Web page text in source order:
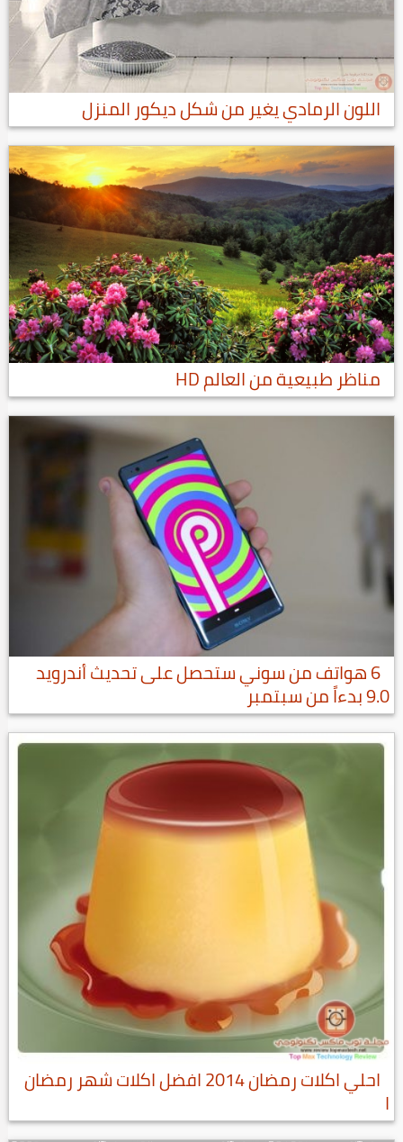
اللون الرمادي يغير من شكل ديكور المنزل
مناظر طبيعية من العالم HD
6 هواتف من سوني ستحصل على تحديث أندرويد
9.0 بدءاً من سبتمبر
احلي اكلات رمضان 2014 افضل اكلات شهر رمضان
ا